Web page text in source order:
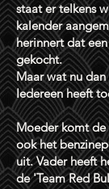
staat er telkens
kalender
herinnert dat
gekocht.
Maar wat nu dan
Iedereen heeft
Moeder komt de
ook het
uit. Vader heeft
de 'Team Red